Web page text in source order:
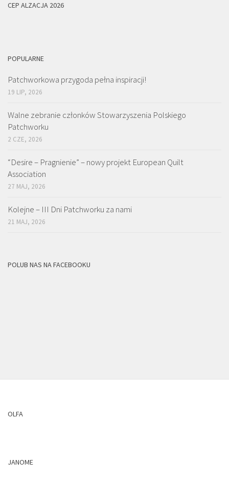
CEP ALZACJA 2026
POPULARNE
Patchworkowa przygoda pełna inspiracji!
19 LIP, 2026
Walne zebranie członków Stowarzyszenia Polskiego
Patchworku
2 CZE, 2026
“Desire – Pragnienie” – nowy projekt European Quilt
Association
27 MAJ, 2026
Kolejne – III Dni Patchworku za nami
21 MAJ, 2026
POLUB NAS NA FACEBOOKU
OLFA
JANOME